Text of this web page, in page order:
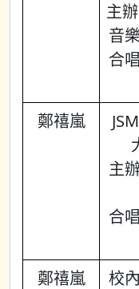
主
音
合
鄭禧嵐
主
合
鄭禧嵐
校